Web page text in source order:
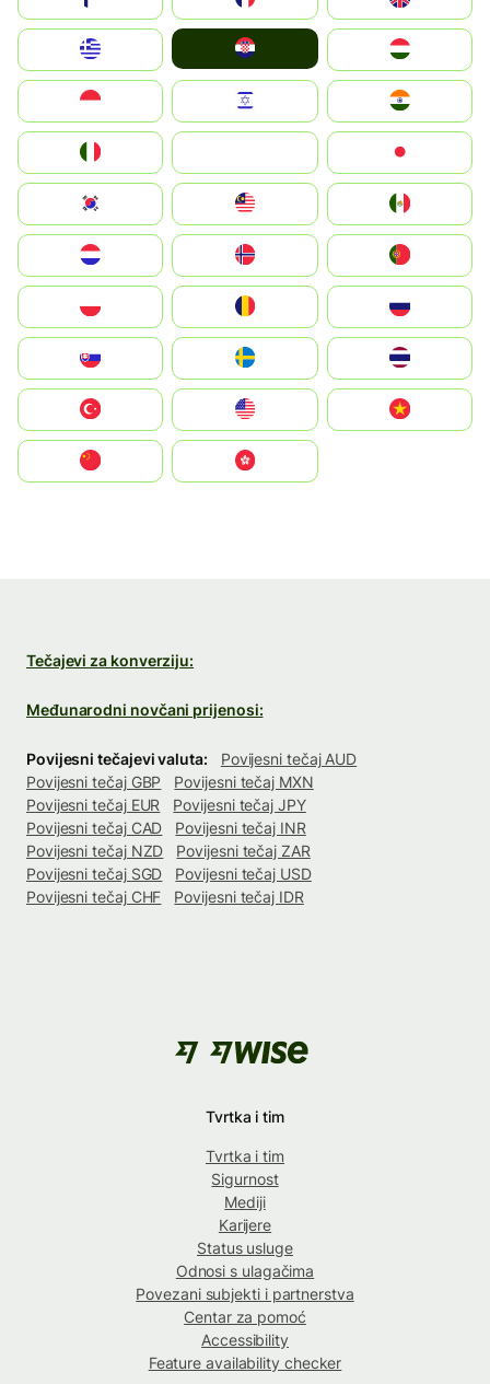
Magyarország
South Korea
United States
中國香港特別行政區
Tečajevi za konverziju:
Međunarodni novčani prijenosi:
Povijesni tečajevi valuta:
Povijesni tečaj AUD
Povijesni tečaj GBP
Povijesni tečaj MXN
Povijesni tečaj EUR
Povijesni tečaj JPY
Povijesni tečaj CAD
Povijesni tečaj INR
Povijesni tečaj NZD
Povijesni tečaj ZAR
Povijesni tečaj SGD
Povijesni tečaj USD
Povijesni tečaj CHF
Povijesni tečaj IDR
Tvrtka i tim
Tvrtka i tim
Sigurnost
Mediji
Karijere
Status usluge
Odnosi s ulagačima
Povezani subjekti i partnerstva
Centar za pomoć
Accessibility
Feature availability checker